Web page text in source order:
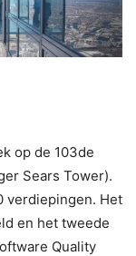
op de 103de
Sears Tower).
verdiepingen. Het
en het tweede
Quality